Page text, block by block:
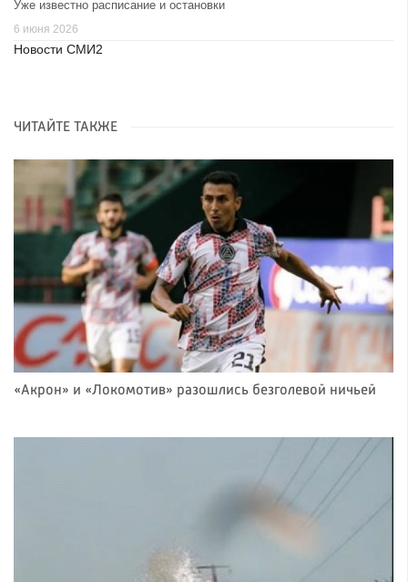
Уже известно расписание и остановки
6 июня 2026
Новости СМИ2
ЧИТАЙТЕ ТАКЖЕ
«Акрон» и «Локомотив» разошлись безголевой ничьей